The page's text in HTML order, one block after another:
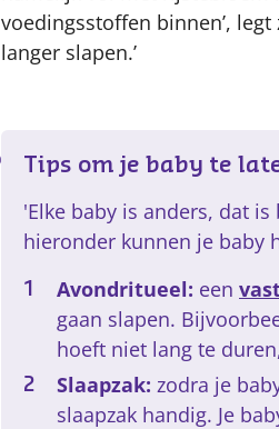
voedingsstoffen binnen’,
langer slapen.’
Tips om je baby te
'Elke baby is anders, dat
hieronder kunnen je baby
Avondritueel: een
gaan slapen.
hoeft niet lang te
Slaapzak: zodra je
slaapzak handig. Je